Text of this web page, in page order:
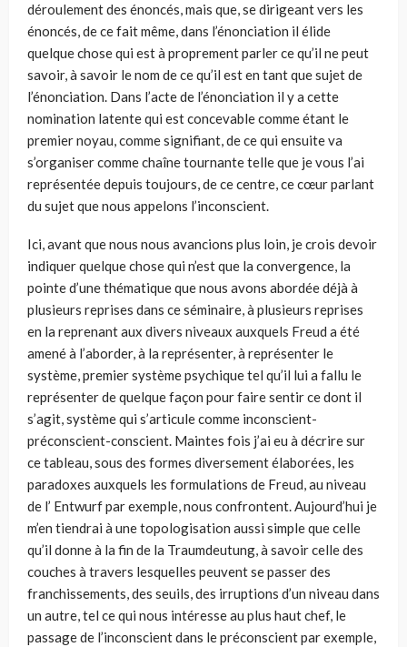
déroulement des énoncés, mais que, se dirigeant vers les
énoncés, de ce fait même, dans l’énonciation il élide
quelque chose qui est à proprement parler ce qu’il ne peut
savoir, à savoir le nom de ce qu’il est en tant que sujet de
l’énonciation. Dans l’acte de l’énonciation il y a cette
nomination latente qui est concevable comme étant le
premier noyau, comme signifiant, de ce qui ensuite va
s’organiser comme chaîne tournante telle que je vous l’ai
représentée depuis toujours, de ce centre, ce cœur parlant
du sujet que nous appelons l’inconscient.
Ici, avant que nous nous avancions plus loin, je crois devoir
indiquer quelque chose qui n’est que la convergence, la
pointe d’une thématique que nous avons abordée déjà à
plusieurs reprises dans ce séminaire, à plusieurs reprises
en la reprenant aux divers niveaux auxquels Freud a été
amené à l’aborder, à la représenter, à représenter le
système, premier système psychique tel qu’il lui a fallu le
représenter de quelque façon pour faire sentir ce dont il
s’agit, système qui s’articule comme inconscient-
préconscient-conscient. Maintes fois j’ai eu à décrire sur
ce tableau, sous des formes diversement élaborées, les
paradoxes auxquels les formulations de Freud, au niveau
de l’ Entwurf par exemple, nous confrontent. Aujourd’hui je
m’en tiendrai à une topologisation aussi simple que celle
qu’il donne à la fin de la Traumdeutung, à savoir celle des
couches à travers lesquelles peuvent se passer des
franchissements, des seuils, des irruptions d’un niveau dans
un autre, tel ce qui nous intéresse au plus haut chef, le
passage de l’inconscient dans le préconscient par exemple,